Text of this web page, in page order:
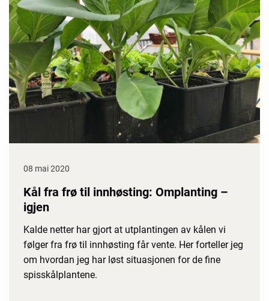
08 mai 2020
Kål fra frø til innhøsting: Omplanting –
igjen
Kalde netter har gjort at utplantingen av kålen vi
følger fra frø til innhøsting får vente. Her forteller jeg
om hvordan jeg har løst situasjonen for de fine
spisskålplantene.